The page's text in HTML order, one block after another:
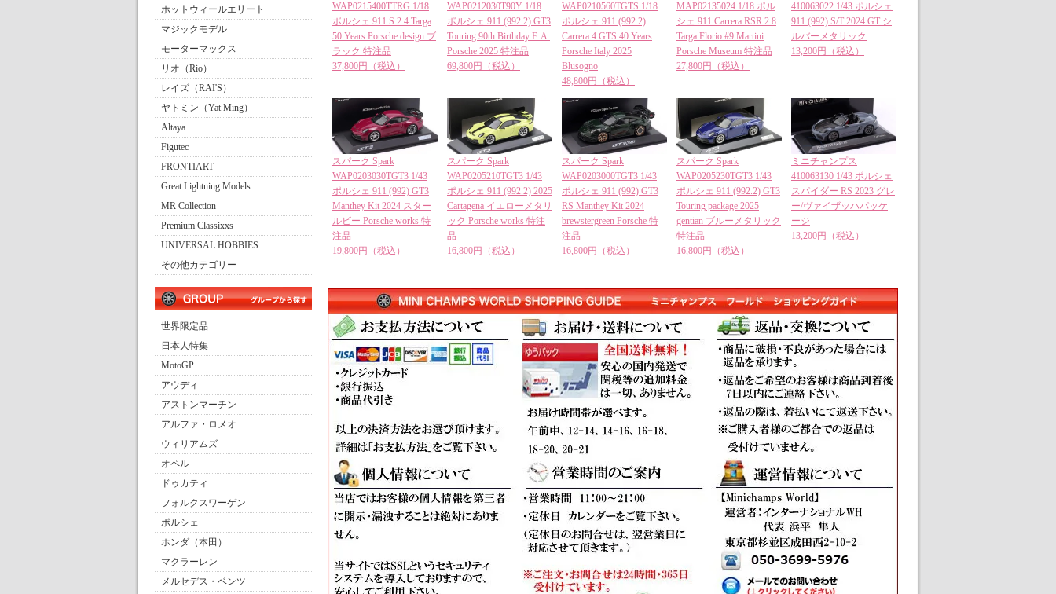
ホットウィールエリート
マジックモデル
モーターマックス
リオ（Rio）
レイズ（RAI'S）
ヤトミン（Yat Ming）
Altaya
Figutec
FRONTIART
Great Lightning Models
MR Collection
Premium Classixxs
UNIVERSAL HOBBIES
その他カテゴリー
世界限定品
日本人特集
MotoGP
アウディ
アストンマーチン
アルファ・ロメオ
ウィリアムズ
オペル
ドゥカティ
フォルクスワーゲン
ポルシェ
ホンダ（本田）
マクラーレン
メルセデス・ベンツ
WAP0215400TTRG 1/18
ポルシェ 911 S 2.4 Targa
50 Years Porsche design ブ
ラック 特注品
37,800円（税込）
WAP0212030T90Y 1/18
ポルシェ 911 (992.2) GT3
Touring 90th Birthday F. A.
Porsche 2025 特注品
69,800円（税込）
WAP0210560TGTS 1/18
ポルシェ 911 (992.2)
Carrera 4 GTS 40 Years
Porsche Italy 2025
Blusogno
48,800円（税込）
MAP02135024 1/18 ポル
シェ 911 Carrera RSR 2.8
Targa Florio #9 Martini
Porsche Museum 特注品
27,800円（税込）
410063022 1/43 ポルシェ
911 (992) S/T 2024 GT シ
ルバーメタリック
13,200円（税込）
スパーク Spark
WAP0203030TGT3 1/43
ポルシェ 911 (992) GT3
Manthey Kit 2024 スター
ルビー Porsche works 特
注品
19,800円（税込）
スパーク Spark
WAP0205210TGT3 1/43
ポルシェ 911 (992.2) 2025
Cartagena イエローメタリ
ック Porsche works 特注
品
16,800円（税込）
スパーク Spark
WAP0203000TGT3 1/43
ポルシェ 911 (992) GT3
RS Manthey Kit 2024
brewstergreen Porsche 特
注品
16,800円（税込）
スパーク Spark
WAP0205230TGT3 1/43
ポルシェ 911 (992.2) GT3
Touring package 2025
gentian ブルーメタリック
特注品
16,800円（税込）
ミニチャンプス
410063130 1/43 ポルシェ
スパイダー RS 2023 グレ
ー/ヴァイザッハパッケ
ージ
13,200円（税込）